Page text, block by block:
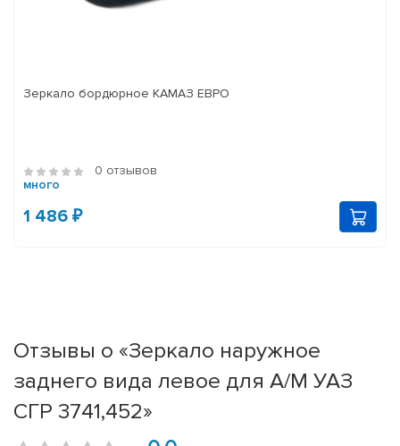
Зеркало бордюрное КАМАЗ ЕВРО
0 отзывов
много
1 486 ₽
Отзывы о «Зеркало наружное
заднего вида левое для А/М УАЗ
СГР 3741,452»